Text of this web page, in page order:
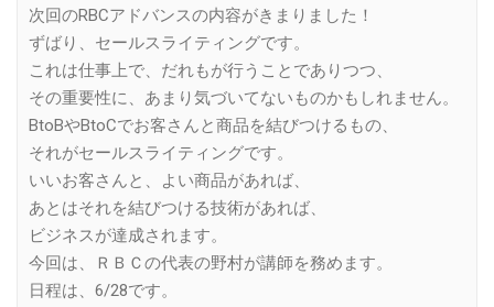
次回のRBCアドバンスの内容がきまりました！
ずばり、セールスライティングです。
これは仕事上で、だれもが行うことでありつつ、
その重要性に、あまり気づいてないものかもしれません。
BtoBやBtoCでお客さんと商品を結びつけるもの、
それがセールスライティングです。
いいお客さんと、よい商品があれば、
あとはそれを結びつける技術があれば、
ビジネスが達成されます。
今回は、ＲＢＣの代表の野村が講師を務めます。
日程は、6/28です。